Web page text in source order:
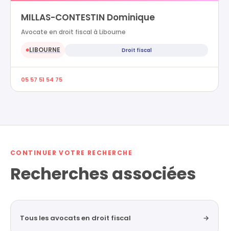
MILLAS-CONTESTIN Dominique
Avocate en droit fiscal à Libourne
●LIBOURNE Droit fiscal
05 57 51 54 75
CONTINUER VOTRE RECHERCHE
Recherches associées
Tous les avocats en droit fiscal →